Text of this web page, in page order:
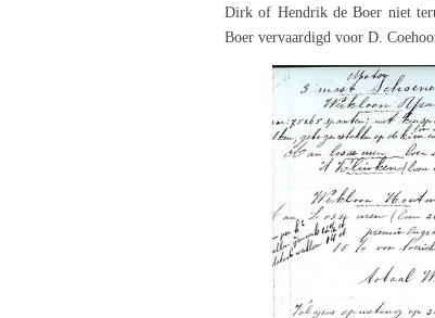
Dirk of Hendrik de Boer niet
Boer vervaardigd voor D.